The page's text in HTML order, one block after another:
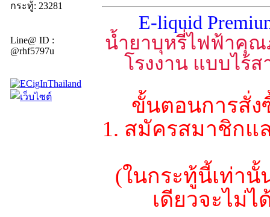
กระทู้: 23281
Line@ ID :
@rhf5797u
E-liquid
น้ำยาบุหรี่ไฟฟ้าคุณ
โรงงาน แบบไร้
ขั้นตอนการสั่ง
1. สมัครสมาชิกแ
(ในกระทู้นี้เท่านั้
เดียวจะไม่